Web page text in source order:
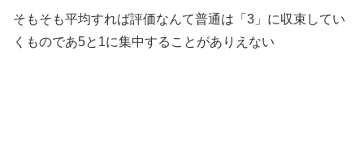
そもそも平均すれば評価なんて普通は「3」に収束してい
くものであ5と1に集中することがありえない